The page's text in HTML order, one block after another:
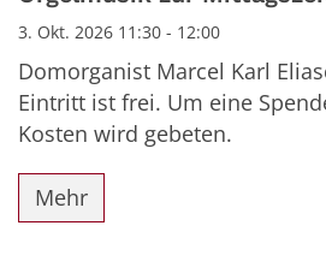
3. Okt. 2026 11:30 - 12:00
Domorganist Marcel Karl
Eintritt ist frei. Um eine
Kosten wird gebeten.
Mehr